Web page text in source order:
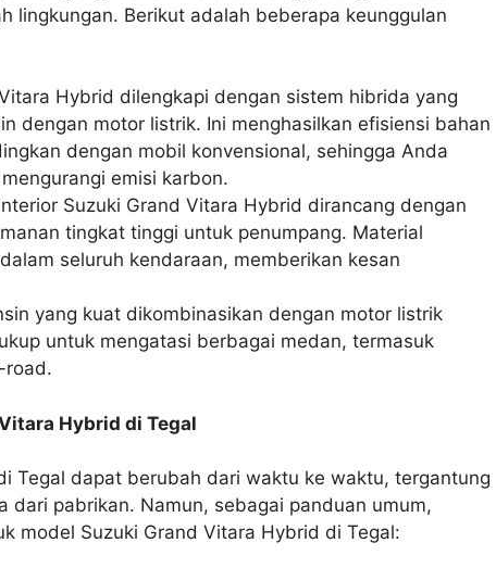
lingkungan. Berikut adalah beberapa keunggulan
Hybrid dilengkapi dengan sistem hibrida yang
dengan motor listrik. Ini menghasilkan efisiensi bahan
dengan mobil konvensional, sehingga Anda
emisi karbon.
Suzuki Grand Vitara Hybrid dirancang dengan
tingkat tinggi untuk penumpang. Material
seluruh kendaraan, memberikan kesan
yang kuat dikombinasikan dengan motor listrik
untuk mengatasi berbagai medan, termasuk
road.
Hybrid di Tegal
Tegal dapat berubah dari waktu ke waktu, tergantung
dari pabrikan. Namun, sebagai panduan umum,
model Suzuki Grand Vitara Hybrid di Tegal: